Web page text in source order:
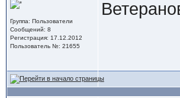
Группа: Пользователи
Сообщений: 8
Регистрация: 17.12.2012
Пользователь №: 21655